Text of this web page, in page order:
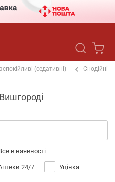
(седативні) Снодійні
в наявності
24/7 Уцінка